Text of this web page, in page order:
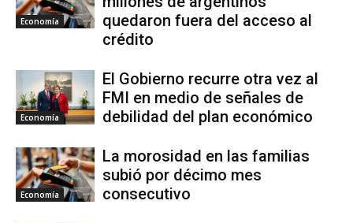
Economía
quedaron fuera del acceso al
crédito
Economía
El Gobierno recurre otra vez al
FMI en medio de señales de
debilidad del plan económico
Economía
La morosidad en las familias
subió por décimo mes
consecutivo